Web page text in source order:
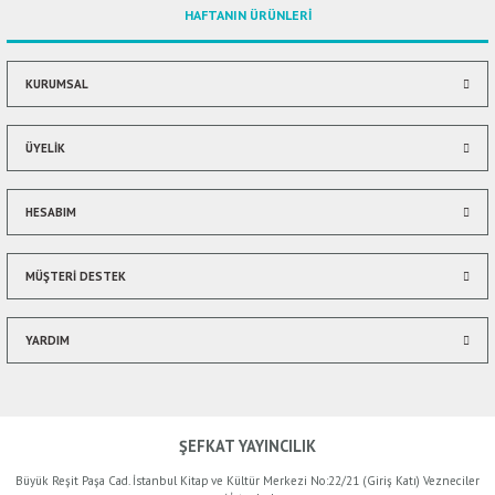
Ürün bilgilerinde hatalar bulunuyor.
Bu ürüne benzer farklı alternatifler olmalı.
HAFTANIN ÜRÜNLERİ
KURUMSAL
ÜYELİK
HESABIM
MÜŞTERİ DESTEK
YARDIM
ŞEFKAT YAYINCILIK
Büyük Reşit Paşa Cad. İstanbul Kitap ve Kültür Merkezi No:22/21 (Giriş Katı) Vezneciler